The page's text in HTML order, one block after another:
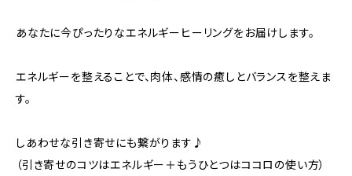
あなたに今ぴったりなエネルギーヒーリングをお届けします。
エネルギーを整えることで、肉体、感情の癒しとバランスを整えま
す。
しあわせな引き寄せにも繋がります♪
（引き寄せのコツはエネルギー＋もうひとつはココロの使い方）